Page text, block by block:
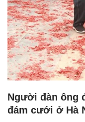
Người đàn ông
đám cưới ở Hà